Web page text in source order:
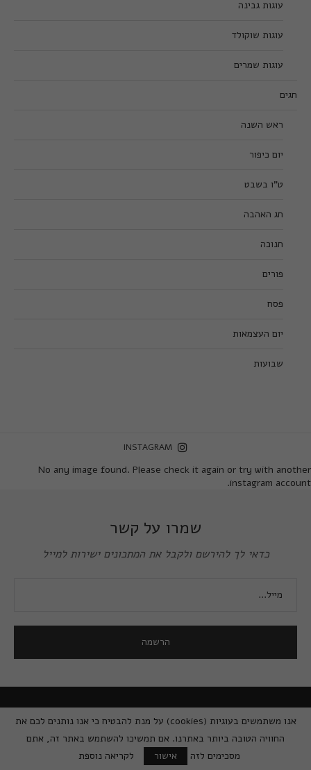
עוגות גבינה
עוגות שוקולד
עוגות שמרים
חגים
ראש השנה
יום כיפור
ט”ו בשבט
חג האהבה
חנוכה
פורים
פסח
יום העצמאות
שבועות
INSTAGRAM
No any image found. Please check it again or try with another
instagram account.
שמרו על קשר
כדאי לך להירשם ולקבל את המתכונים ישירות למייל
אנו משתמשים בעוגיות (cookies) על מנת להבטיח כי אנו נותנים לכם את
החוויה הטובה ביותר באתרנו. אם תמשיכו להשתמש באתר זה, אתם
מסכימים לזה
אישור לקריאה נוספת